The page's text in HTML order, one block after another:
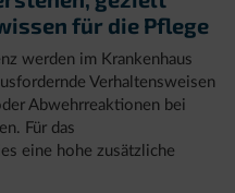
für die Pflege
werden im Krankenhaus
Verhaltensweisen
Abwehrreaktionen bei
Für das
eine hohe zusätzliche